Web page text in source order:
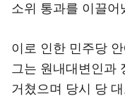
소위 통과를 이끌어
이로 인한 민주당
그는 원내대변인과
거쳤으며 당시 당